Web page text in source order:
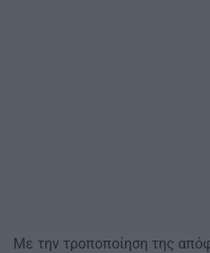
Με την τροποποίηση της